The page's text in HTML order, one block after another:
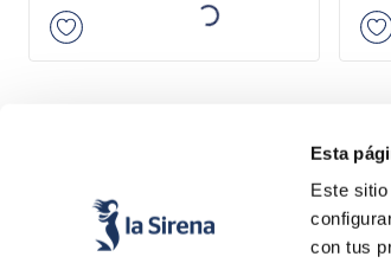
Esta
Este
con tus